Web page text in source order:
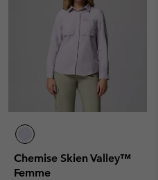
Chemise Skien Valley™
Femme